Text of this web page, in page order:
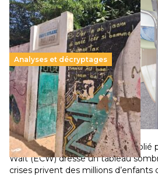
Analyses et décryptages
258 millions d’enfants
chocs climatiques et des
population
11 juillet 2026- National
Un nouveau rapport mondial publié
Wait (ECW) dresse un tableau
crises privent des millions d’enfants